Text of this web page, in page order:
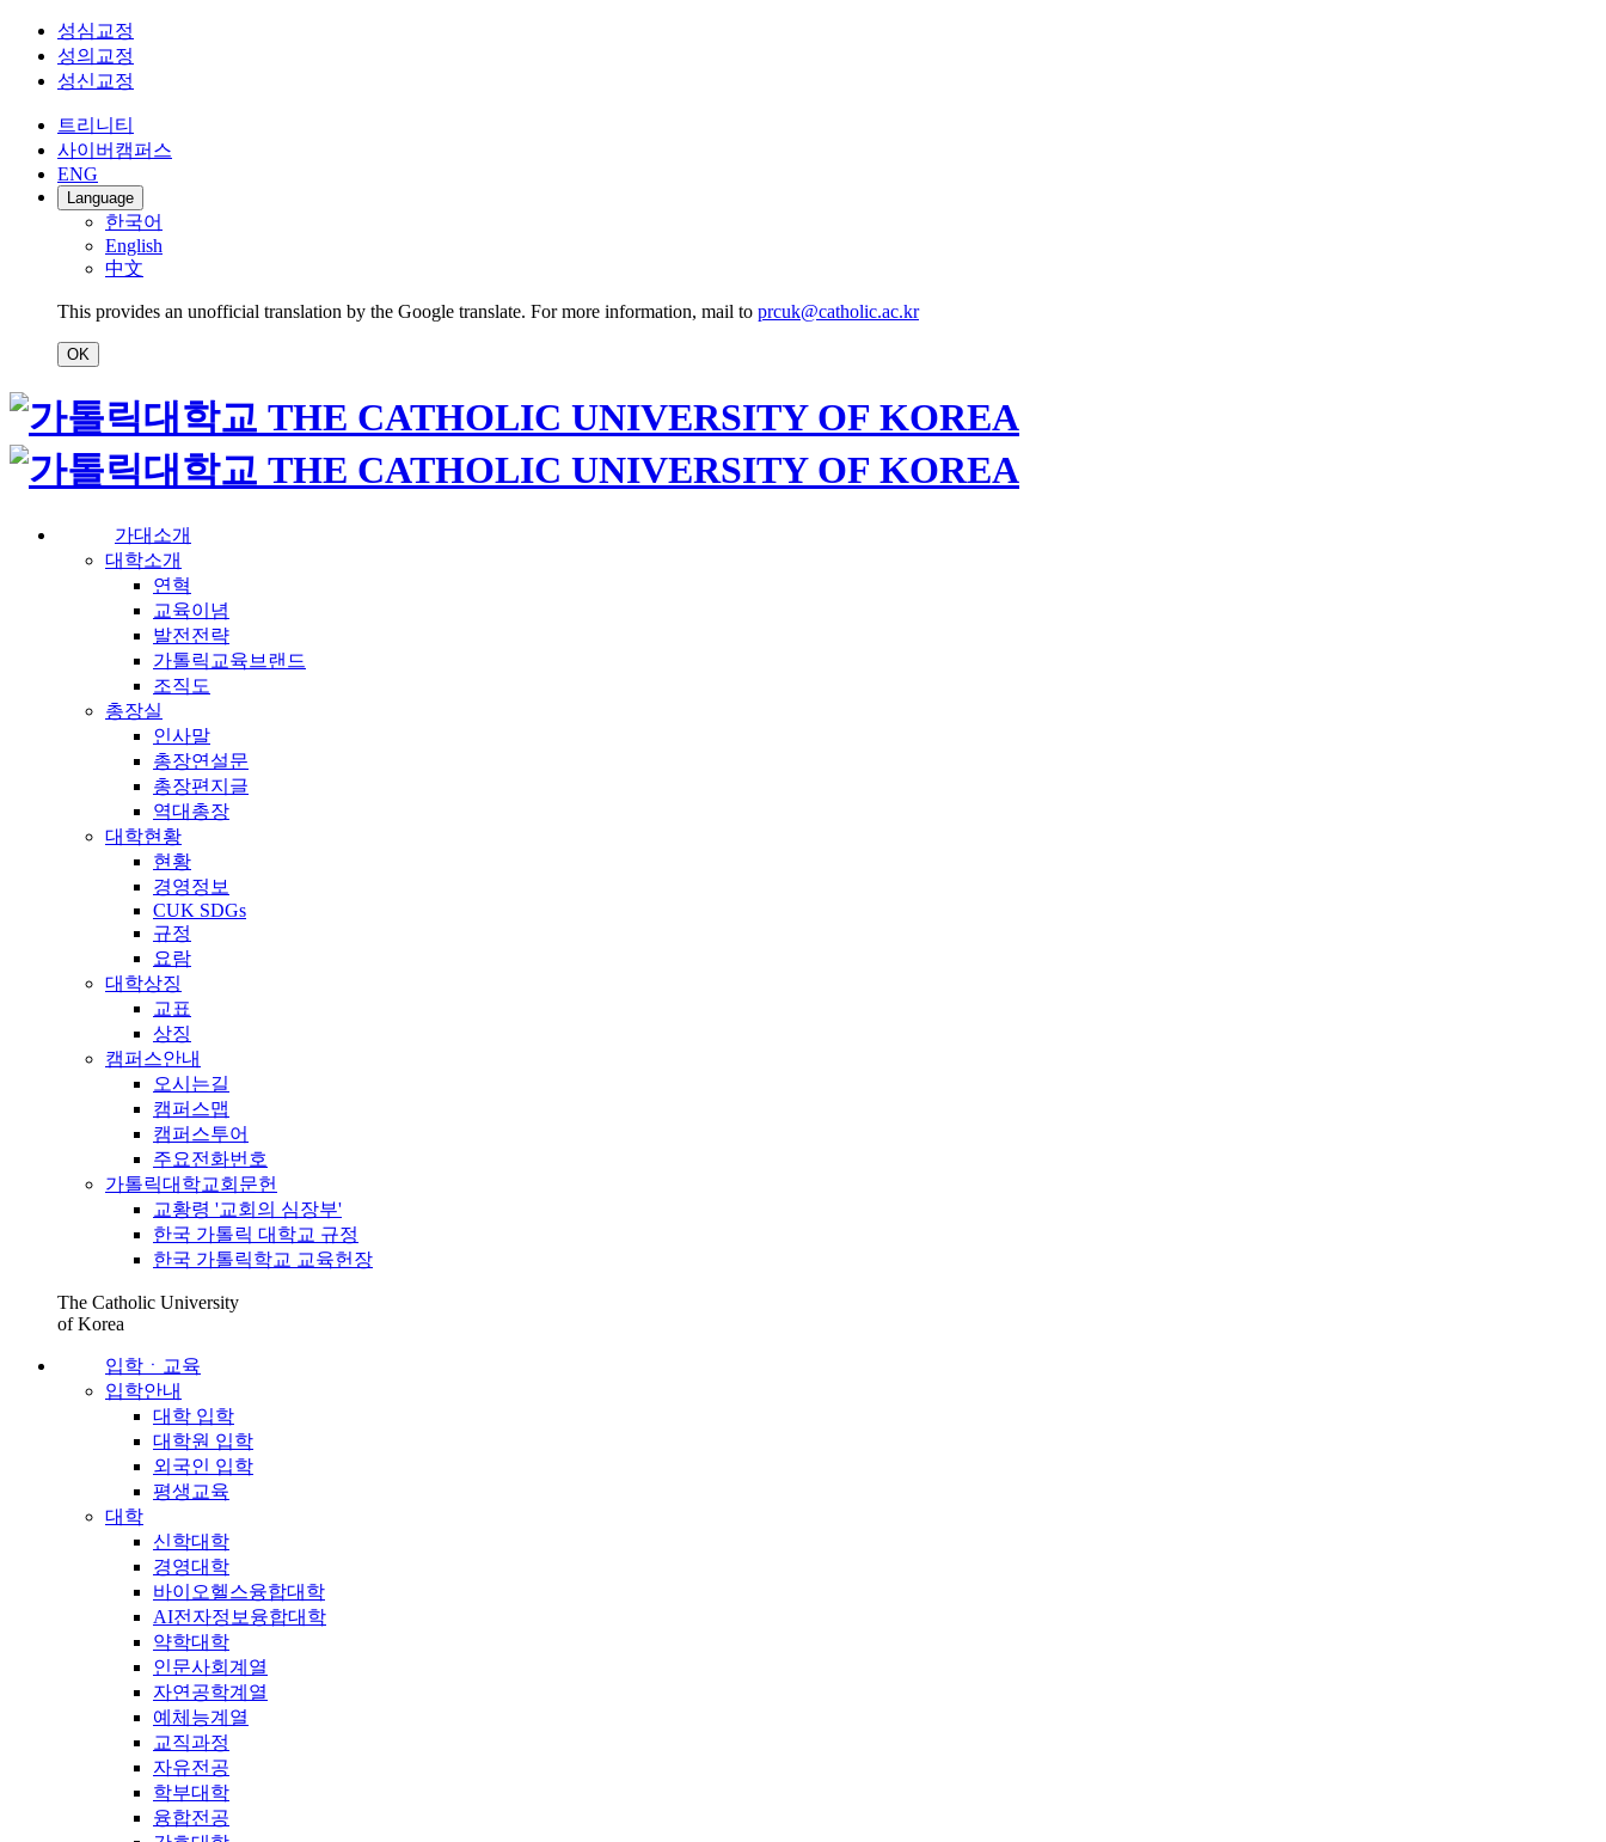
성심교정
성의교정
성신교정
트리니티
사이버캠퍼스
ENG
Language
한국어
English
中文
This provides an unofficial translation by the Google translate. For more information, mail to prcuk@catholic.ac.kr
OK
가대소개
대학소개
연혁
교육이념
발전전략
가톨릭교육브랜드
조직도
총장실
인사말
총장연설문
총장편지글
역대총장
대학현황
현황
경영정보
CUK SDGs
규정
요람
대학상징
교표
상징
캠퍼스안내
오시는길
캠퍼스맵
캠퍼스투어
주요전화번호
가톨릭대학교회문헌
교황령 '교회의 심장부'
한국 가톨릭 대학교 규정
한국 가톨릭학교 교육헌장
The Catholic University
of Korea
입학ㆍ교육
입학안내
대학 입학
대학원 입학
외국인 입학
평생교육
대학
신학대학
경영대학
바이오헬스융합대학
AI전자정보융합대학
약학대학
인문사회계열
자연공학계열
예체능계열
교직과정
자유전공
학부대학
융합전공